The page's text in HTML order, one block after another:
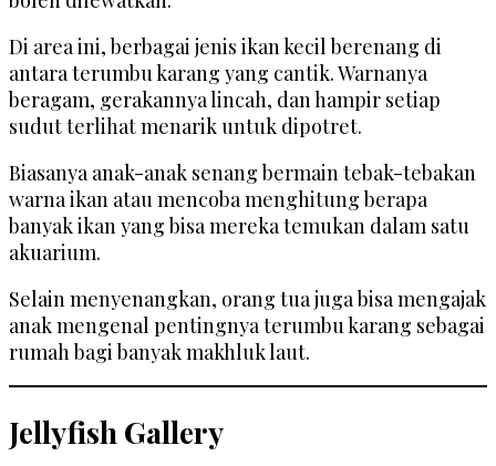
Di area ini, berbagai jenis ikan kecil berenang di
antara terumbu karang yang cantik. Warnanya
beragam, gerakannya lincah, dan hampir setiap
sudut terlihat menarik untuk dipotret.
Biasanya anak-anak senang bermain tebak-tebakan
warna ikan atau mencoba menghitung berapa
banyak ikan yang bisa mereka temukan dalam satu
akuarium.
Selain menyenangkan, orang tua juga bisa mengajak
anak mengenal pentingnya terumbu karang sebagai
rumah bagi banyak makhluk laut.
Jellyfish Gallery